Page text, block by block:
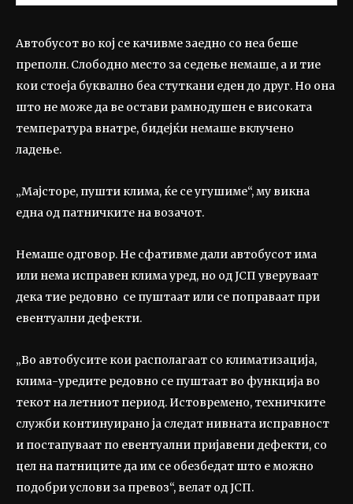
Автобусот во кој се качивме заедно со неа беше
преполн. Слободно место за седење немаше, а и тие
кои стоеја буквално беа стуткани еден до друг. Но она
што не може да ве остави рамнодушен е високата
температура внатре, бидејќи немаше вклучено
ладење.
„Мајсторе, пушти клима, ќе се угушиме“, му викна
една од патничките на возачот.
Немаше одговор. Не сфативме дали автобусот има
или нема исправен клима уред, но од ЈСП уверуваат
дека тие редовно се пуштаат или се поправаат при
евентуални дефекти.
„Во автобусите кои располагаат со климатизација,
клима-уредите редовно се пуштаат во функција во
текот на летниот период. Истовремено, техничките
служби континуирано ја следат нивната исправност
и постапуваат по евентуални пријавени дефекти, со
цел на патниците да им се обезбедат што е можно
подобри услови за превоз“, велат од ЈСП.